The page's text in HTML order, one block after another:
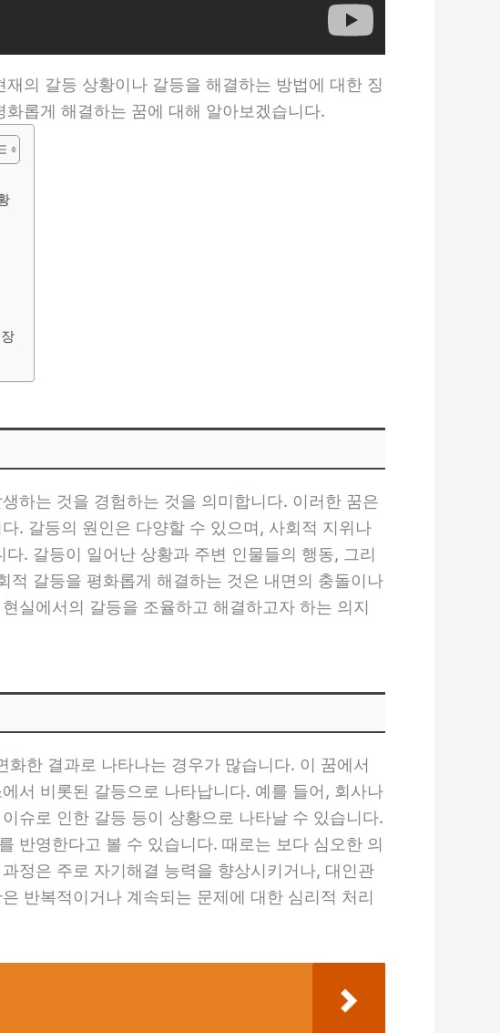
의 갈등 상황이나 갈등을 해결하는 방법에 대한 징
롭게 해결하는 꿈에 대해 알아보겠습니다.
하는 것을 경험하는 것을 의미합니다. 이러한 꿈은
. 갈등의 원인은 다양할 수 있으며, 사회적 지위나
. 갈등이 일어난 상황과 주변 인물들의 행동, 그리
적 갈등을 평화롭게 해결하는 것은 내면의 충돌이나
실에서의 갈등을 조율하고 해결하고자 하는 의지
한 결과로 나타나는 경우가 많습니다. 이 꿈에서
서 비롯된 갈등으로 나타납니다. 예를 들어, 회사나
슈로 인한 갈등 등이 상황으로 나타날 수 있습니다.
반영한다고 볼 수 있습니다. 때로는 보다 심오한 의
정은 주로 자기해결 능력을 향상시키거나, 대인관
반복적이거나 계속되는 문제에 대한 심리적 처리